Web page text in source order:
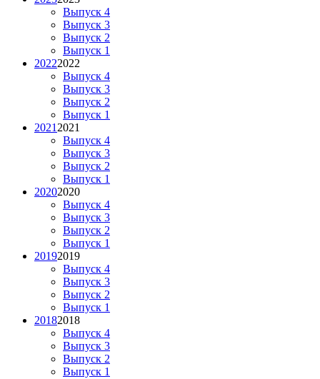
Выпуск 4
Выпуск 3
Выпуск 2
Выпуск 1
20222022
Выпуск 4
Выпуск 3
Выпуск 2
Выпуск 1
2021 2021
Выпуск 4
Выпуск 3
Выпуск 2
Выпуск 1
20202020
Выпуск 4
Выпуск 3
Выпуск 2
Выпуск 1
20192019
Выпуск 4
Выпуск 3
Выпуск 2
Выпуск 1
20182018
Выпуск 4
Выпуск 3
Выпуск 2
Выпуск 1